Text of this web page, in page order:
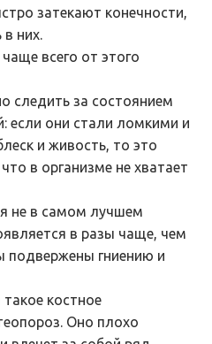
затекают конечности,
них.
всего от этого
следить за состоянием
если они стали ломкими и
и живость, то это
в организме не хватает
не в самом лучшем
в разы чаще, чем
подвержены гниению и
костное
Оно плохо